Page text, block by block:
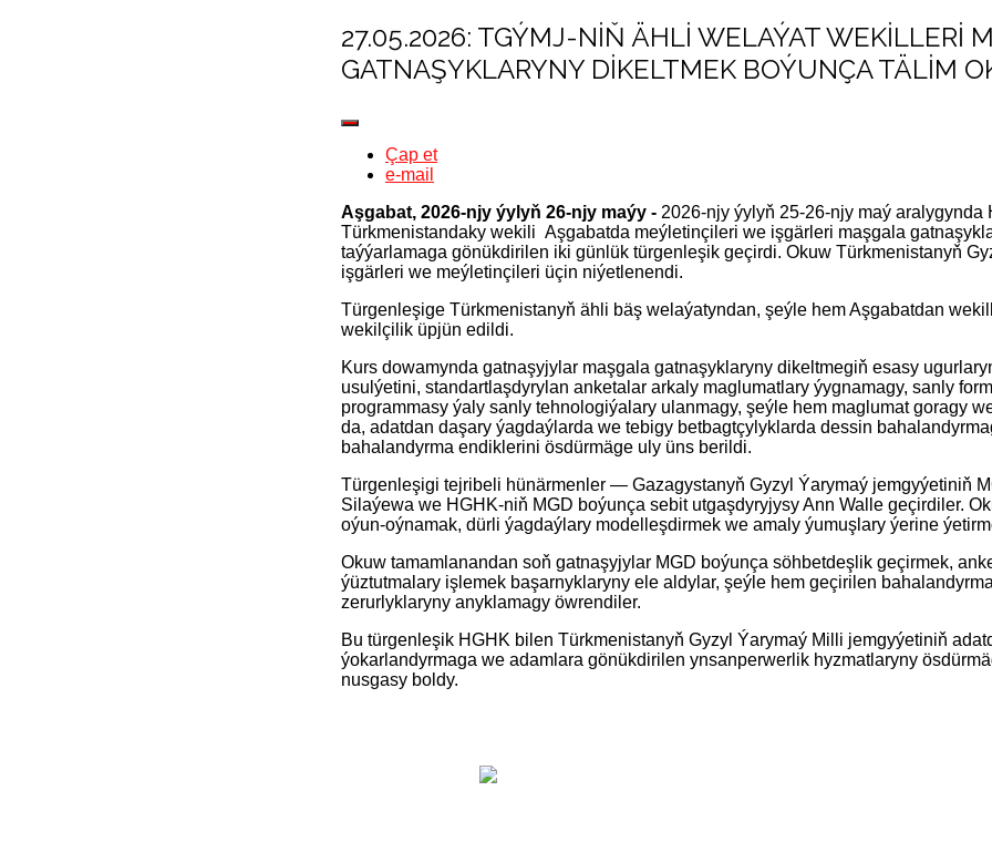
27.05.2026: TGÝMJ-NIŇ ÄHLI WELAÝAT WEKILLERI
GATNAŞYKLARYNY DIKELTMEK BOÝUNÇA TÄLIM
Çap et
e-mail
Aşgabat, 2026-njy ýylyň 26-njy maýy - 2026-njy ýylyň 25-26-njy maý
Türkmenistandaky wekili Aşgabatda meýletinçileri we işgärleri maşgala
taýýarlamaga gönükdirilen iki günlük türgenleşik geçirdi. Okuw Türkmenistanyň
işgärleri we meýletinçileri üçin niýetlenendi.
Türgenleşige Türkmenistanyň ähli bäş welaýatyndan, şeýle hem Aşgabatdan
wekilçilik üpjün edildi.
Kurs dowamynda gatnaşyjylar maşgala gatnaşyklaryny dikeltmegiň esasy
usulýetini, standartlaşdyrylan anketalar arkaly maglumatlary ýygnamagy, sanly
programmasy ýaly sanly tehnologiýalary ulanmagy, şeýle hem maglumat goragy
da, adatdan daşary ýagdaýlarda we tebigy betbagtçylyklarda dessin
bahalandyrma endiklerini ösdürmäge uly üns berildi.
Türgenleşigi tejribeli hünärmenler — Gazagystanyň Gyzyl Ýarymaý jemgyýetiniň
Silaýewa we HGHK-niň MGD boýunça sebit utgaşdyryjysy Ann Walle geçirdiler.
oýun-oýnamak, dürli ýagdaýlary modelleşdirmek we amaly ýumuşlary ýerine
Okuw tamamlanandan soň gatnaşyjylar MGD boýunça söhbetdeşlik geçirmek,
ýüztutmalary işlemek başarnyklaryny ele aldylar, şeýle hem geçirilen
zerurlyklaryny anyklamagy öwrendiler.
Bu türgenleşik HGHK bilen Türkmenistanyň Gyzyl Ýarymaý Milli jemgyýetiniň
ýokarlandyrmaga we adamlara gönükdirilen ynsanperwerlik hyzmatlaryny
nusgasy boldy.